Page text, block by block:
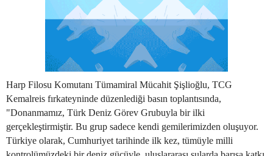
Harp Filosu Komutanı Tümamiral Mücahit Şişlioğlu, TCG
Kemalreis fırkateyninde düzenlediği basın toplantısında,
"Donanmamız, Türk Deniz Görev Grubuyla bir ilki
gerçekleştirmiştir. Bu grup sadece kendi gemilerimizden oluşuyor.
Türkiye olarak, Cumhuriyet tarihinde ilk kez, tümüyle milli